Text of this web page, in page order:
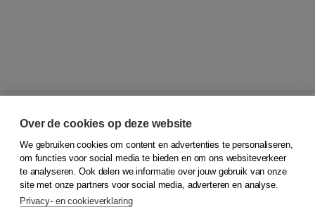
© 2026Koninklijke Boom uitgevers
Klantenservice
Service & informatie
Contact
Over de cookies op deze website
We gebruiken cookies om content en advertenties te personaliseren,
om functies voor social media te bieden en om ons websiteverkeer
te analyseren. Ook delen we informatie over jouw gebruik van onze
site met onze partners voor social media, adverteren en analyse.
Privacy- en cookieverklaring